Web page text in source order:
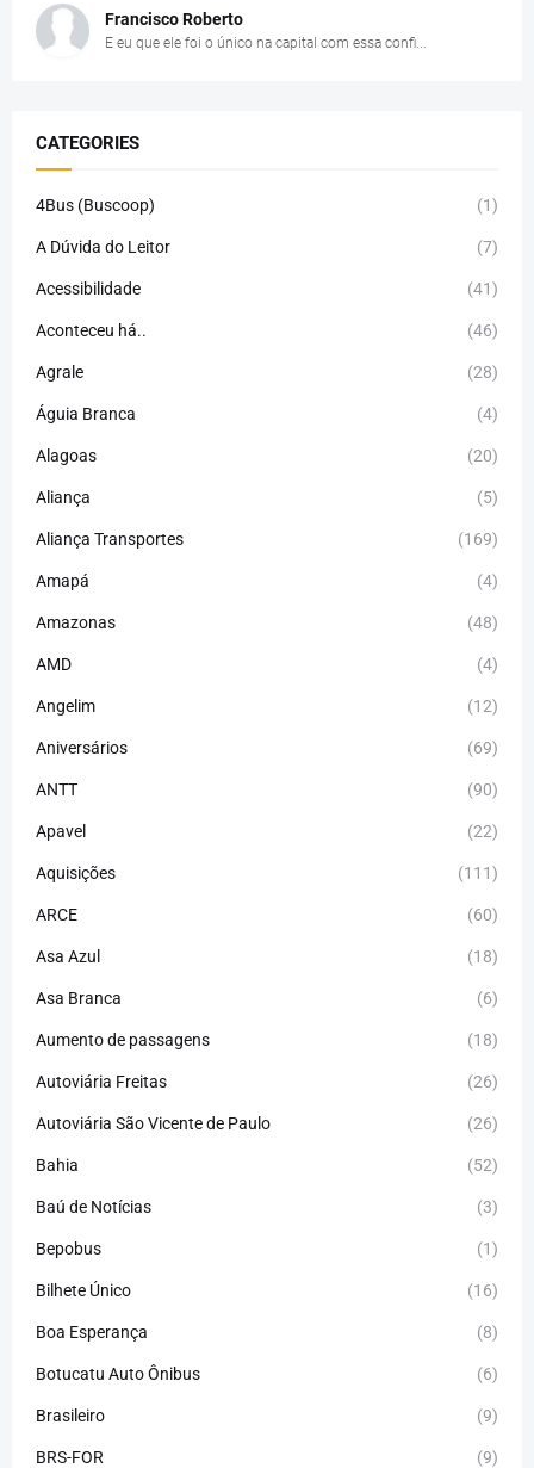
Francisco Roberto
E eu que ele foi o único na capital com essa confi...
CATEGORIES
4Bus (Buscoop) (1)
A Dúvida do Leitor (7)
Acessibilidade (41)
Aconteceu há.. (46)
Agrale (28)
Águia Branca (4)
Alagoas (20)
Aliança (5)
Aliança Transportes (169)
Amapá (4)
Amazonas (48)
AMD (4)
Angelim (12)
Aniversários (69)
ANTT (90)
Apavel (22)
Aquisições (111)
ARCE (60)
Asa Azul (18)
Asa Branca (6)
Aumento de passagens (18)
Autoviária Freitas (26)
Autoviária São Vicente de Paulo (26)
Bahia (52)
Baú de Notícias (3)
Bepobus (1)
Bilhete Único (16)
Boa Esperança (8)
Botucatu Auto Ônibus (6)
Brasileiro (9)
BRS-FOR (9)